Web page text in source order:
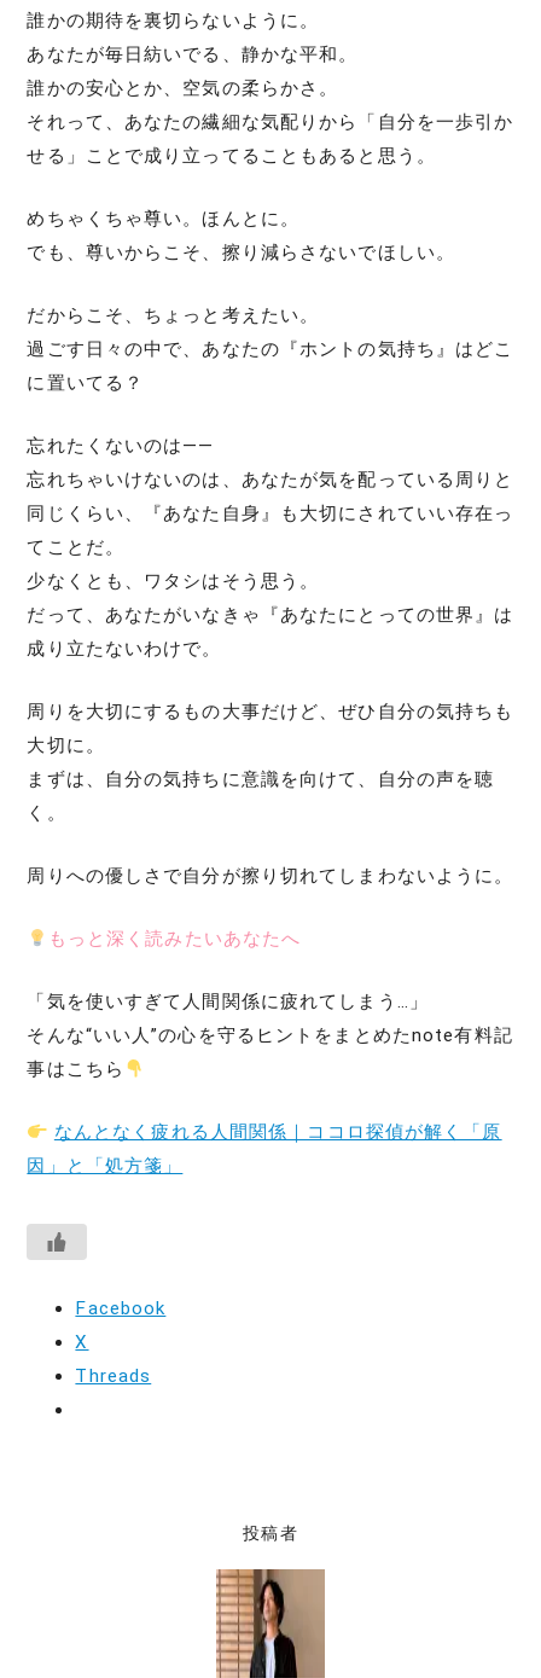
誰かの期待を裏切らないように。
あなたが毎日紡いでる、静かな平和。
誰かの安心とか、空気の柔らかさ。
それって、あなたの繊細な気配りから「自分を一歩引か
せる」ことで成り立ってることもあると思う。
めちゃくちゃ尊い。ほんとに。
でも、尊いからこそ、擦り減らさないでほしい。
だからこそ、ちょっと考えたい。
過ごす日々の中で、あなたの『ホントの気持ち』はどこ
に置いてる？
忘れたくないのは――
忘れちゃいけないのは、あなたが気を配っている周りと
同じくらい、『あなた自身』も大切にされていい存在っ
てことだ。
少なくとも、ワタシはそう思う。
だって、あなたがいなきゃ『あなたにとっての世界』は
成り立たないわけで。
周りを大切にするもの大事だけど、ぜひ自分の気持ちも
大切に。
まずは、自分の気持ちに意識を向けて、自分の声を聴
く。
周りへの優しさで自分が擦り切れてしまわないように。
もっと深く読みたいあなたへ
「気を使いすぎて人間関係に疲れてしまう…」
そんな“いい人”の心を守るヒントをまとめたnote有料記
事はこちら
なんとなく疲れる人間関係｜ココロ探偵が解く「原
因」と「処方箋」
Facebook
X
Threads
投稿者